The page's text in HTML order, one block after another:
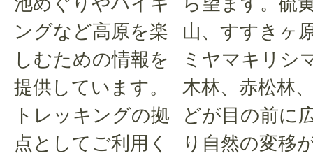
ングなど高原を楽
しむための情報を
提供しています。
トレッキングの拠
点としてご利用く
山、すすきヶ
ミヤマキリシ
木林、赤松林
どが目の前に
り自然の変移